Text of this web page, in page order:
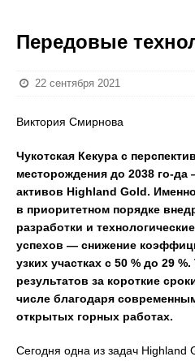
Передовые
22 сентября 2021
Виктория Смирнова
Чукотская Кекура с
месторождения до 2038 го-
активов Highland Gold.
в приоритетном порядке
разработки и
успехов — снижение
узких участках с 50 % до 29
результатов за короткие
числе благодаря
открытых горных работах.
Сегодня одна из задач Highland